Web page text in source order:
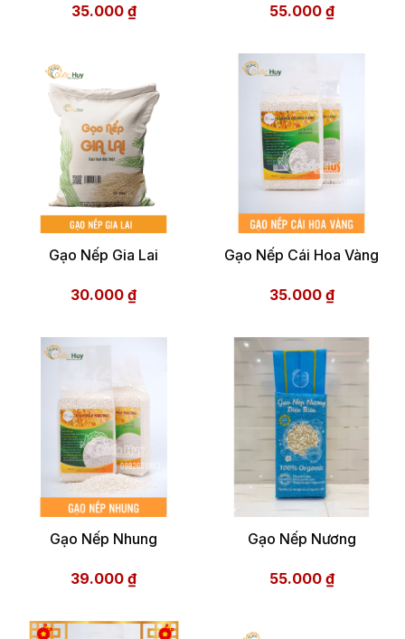
35.000 ₫ 55.000 ₫
Gạo Nếp Gia Lai
30.000 ₫
Gạo Nếp Cái Hoa Vàng
35.000 ₫
Gạo Nếp Nhung
39.000 ₫
Gạo Nếp Nương
55.000 ₫